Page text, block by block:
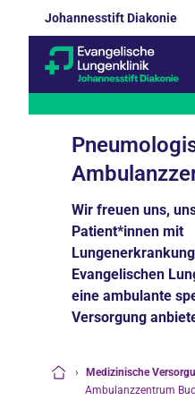
Johannesstift Diakonie
Wir freuen uns,
Patient*innen mit
Evangelischen
eine ambulante
Versorgung
› Medizinische
Ambulanzzentrum